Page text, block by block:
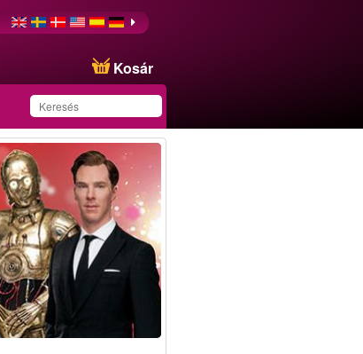
Kosár
Ezt az ajánlatot
sikeresen mentette a
kedvencei közé!